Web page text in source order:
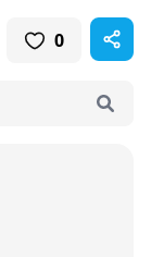
0